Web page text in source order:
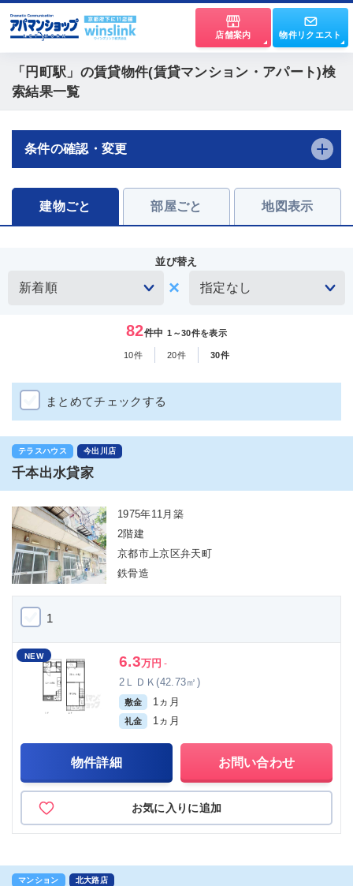
店舗案内 物件リクエスト
「円町駅」 の賃貸物件(賃貸マンション・アパート)検
索結果一覧
条件の確認・変更
建物ごと 部屋ごと 地図表示
並び替え
82件中 1～30件を表示
10件 20件 30件
まとめてチェックする
テラスハウス 今出川店
千本出水貸家
1975年11月築
2階建
京都市上京区弁天町
鉄骨造
1
NEW 6.3万円 -
2ＬＤＫ(42.73㎡)
敷金 1ヵ月
礼金 1ヵ月
物件詳細 お問い合わせ
お気に入りに追加
マンション 北大路店